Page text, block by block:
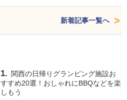
新着記事一覧へ
関西の日帰りグランピング施設お
すすめ20選！おしゃれにBBQなどを楽
しもう